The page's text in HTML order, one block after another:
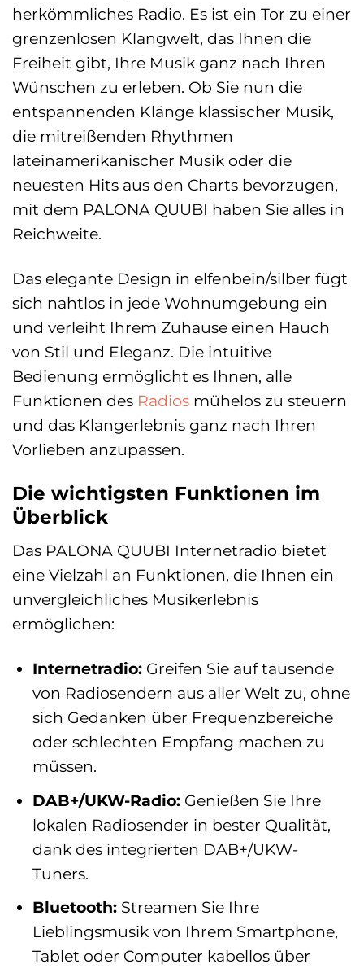
herkömmliches Radio. Es ist ein Tor zu einer
grenzenlosen Klangwelt, das Ihnen die
Freiheit gibt, Ihre Musik ganz nach Ihren
Wünschen zu erleben. Ob Sie nun die
entspannenden Klänge klassischer Musik,
die mitreißenden Rhythmen
lateinamerikanischer Musik oder die
neuesten Hits aus den Charts bevorzugen,
mit dem PALONA QUUBI haben Sie alles in
Reichweite.
Das elegante Design in elfenbein/silber fügt
sich nahtlos in jede Wohnumgebung ein
und verleiht Ihrem Zuhause einen Hauch
von Stil und Eleganz. Die intuitive
Bedienung ermöglicht es Ihnen, alle
Funktionen des Radios mühelos zu steuern
und das Klangerlebnis ganz nach Ihren
Vorlieben anzupassen.
Die wichtigsten Funktionen im
Überblick
Das PALONA QUUBI Internetradio bietet
eine Vielzahl an Funktionen, die Ihnen ein
unvergleichliches Musikerlebnis
ermöglichen:
Internetradio:Greifen Sie auf tausende
von Radiosendern aus aller Welt zu, ohne
sich Gedanken über Frequenzbereiche
oder schlechten Empfang machen zu
müssen.
DAB+/UKW-Radio:Genießen Sie Ihre
lokalen Radiosender in bester Qualität,
dank des integrierten DAB+/UKW-
Tuners.
Bluetooth:Streamen Sie Ihre
Lieblingsmusik von Ihrem Smartphone,
Tablet oder Computer kabellos über